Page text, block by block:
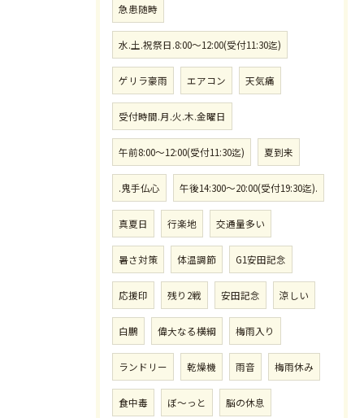
急患随時
水.土.祝祭日.8:00〜12:00(受付11:30迄)
ゲリラ豪雨 エアコン 天気痛
受付時間.月.火.木.金曜日
午前8:00〜12:00(受付11:30迄) 夏到来
.鬼手仏心 午後14:300〜20:00(受付19:30迄).
真夏日 行楽地 交通量多い
暑さ対策 体温調節 G1安田記念
応援印 残り2戦 安田記念 涼しい
白鵬 偉大なる横綱 梅雨入り
ランドリー 乾燥機 雨音 梅雨休み
食中毒 ぼ〜っと 脳の休息